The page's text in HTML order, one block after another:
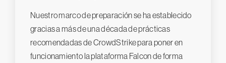
Nuestro marco de preparación se ha establecido
gracias a más de una década de prácticas
recomendadas de CrowdStrike para poner en
funcionamiento la plataforma Falcon de forma